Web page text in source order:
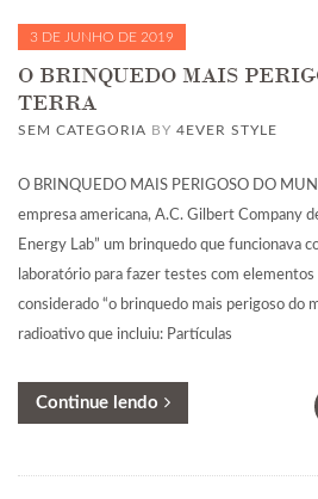
3 DE JUNHO DE 2019
O BRINQUEDO MAIS
TERRA
SEM CATEGORIA BY 4EVER STYLE
O BRINQUEDO MAIS PERIGOSO DO
empresa americana, A.C. Gilbert Company
Energy Lab” um brinquedo que funcionava
laboratório para fazer testes com
considerado “o brinquedo mais perigoso do
radioativo que incluiu: Partículas
Continue lendo